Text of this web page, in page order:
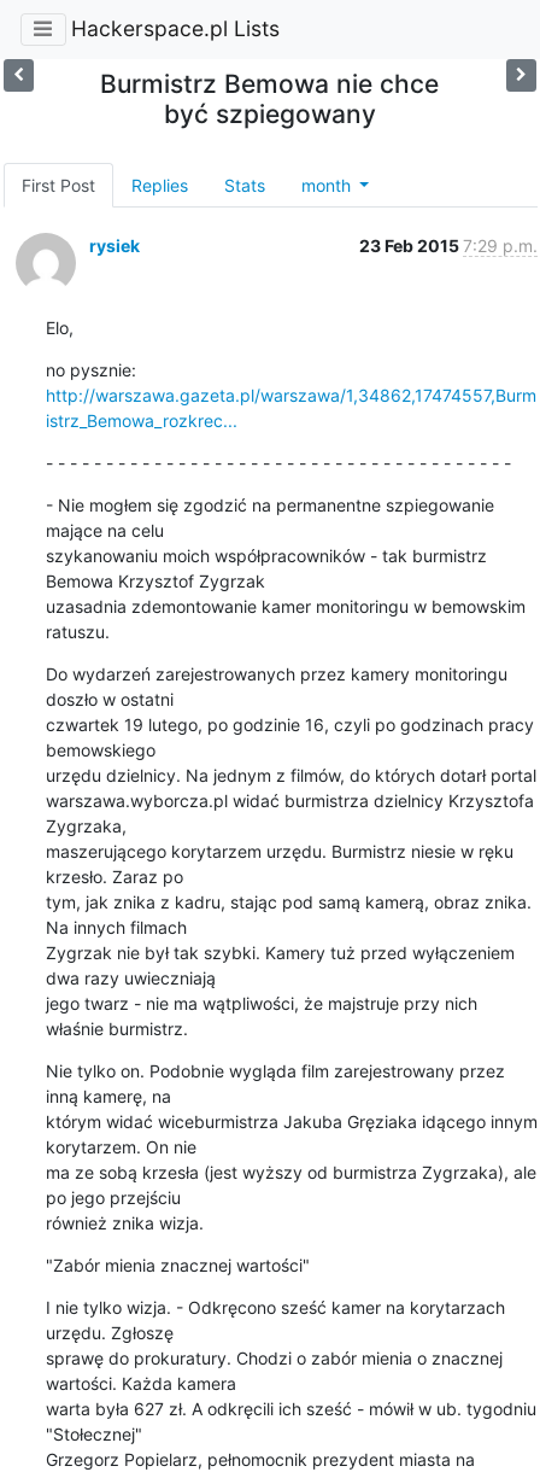
Hackerspace.pl Lists
Burmistrz Bemowa nie chce
być szpiegowany
First Post Replies Stats month
rysiek 23 Feb 20157:29 p.m.
Elo,
http://warszawa.gazeta.pl/warszawa/1,34862,17474557,Burm
istrz_Bemowa_rozkrec...
- - - - - - - - - - - - - - - - - - - - - - - - - - - - - - - - - - - - - - -
- Nie mogłem się zgodzić na permanentne szpiegowanie
mające na celu
szykanowaniu moich współpracowników - tak burmistrz
Bemowa Krzysztof Zygrzak
uzasadnia zdemontowanie kamer monitoringu w bemowskim
ratuszu.
Do wydarzeń zarejestrowanych przez kamery monitoringu
doszło w ostatni
czwartek 19 lutego, po godzinie 16, czyli po godzinach pracy
bemowskiego
urzędu dzielnicy. Na jednym z filmów, do których dotarł portal
warszawa.wyborcza.pl widać burmistrza dzielnicy Krzysztofa
Zygrzaka,
maszerującego korytarzem urzędu. Burmistrz niesie w ręku
krzesło. Zaraz po
tym, jak znika z kadru, stając pod samą kamerą, obraz znika.
Na innych filmach
Zygrzak nie był tak szybki. Kamery tuż przed wyłączeniem
dwa razy uwieczniają
jego twarz - nie ma wątpliwości, że majstruje przy nich
właśnie burmistrz.
Nie tylko on. Podobnie wygląda film zarejestrowany przez
inną kamerę, na
którym widać wiceburmistrza Jakuba Gręziaka idącego innym
korytarzem. On nie
ma ze sobą krzesła (jest wyższy od burmistrza Zygrzaka), ale
po jego przejściu
również znika wizja.
"Zabór mienia znacznej wartości"
I nie tylko wizja. - Odkręcono sześć kamer na korytarzach
urzędu. Zgłoszę
sprawę do prokuratury. Chodzi o zabór mienia o znacznej
wartości. Każda kamera
warta była 627 zł. A odkręcili ich sześć - mówił w ub. tygodniu
"Stołecznej"
Grzegorz Popielarz, pełnomocnik prezydent miasta na